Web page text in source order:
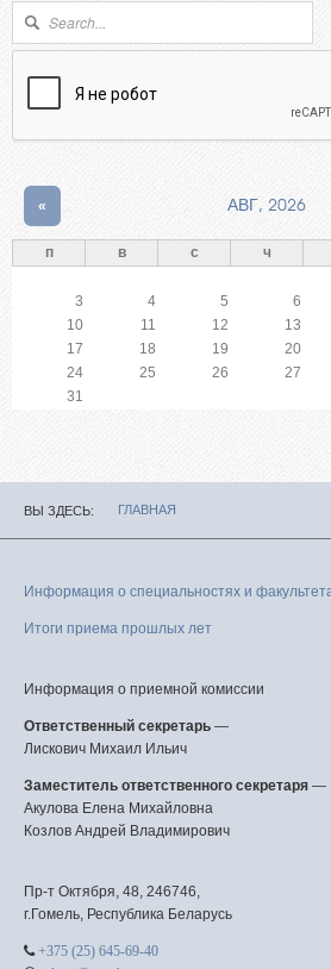
Форма поиска
Поиск
АВГ, 2026
«
п в с ч
3
4 5 6
10
11 12 13
17
18 19 20
24
25 26 27
31
ВЫ ЗДЕСЬ ГЛАВНАЯ
Информация о специальностях и
Итоги приема прошлых лет
Информация о приемной комиссии
Ответственный секретарь —
Лискович Михаил Ильич
Заместитель ответственного секретаря —
Акулова Елена Михайловна
Козлов Андрей Владимирович
Пр-т Октября, 48, 246746,
г.Гомель, Республика Беларусь
+375 (25) 645-69-40